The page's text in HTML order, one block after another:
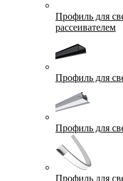
Профиль для
рассеивателем
Профиль для
Профиль для
Профиль для